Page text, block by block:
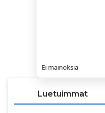
Ei mainoksia
Luetuimmat